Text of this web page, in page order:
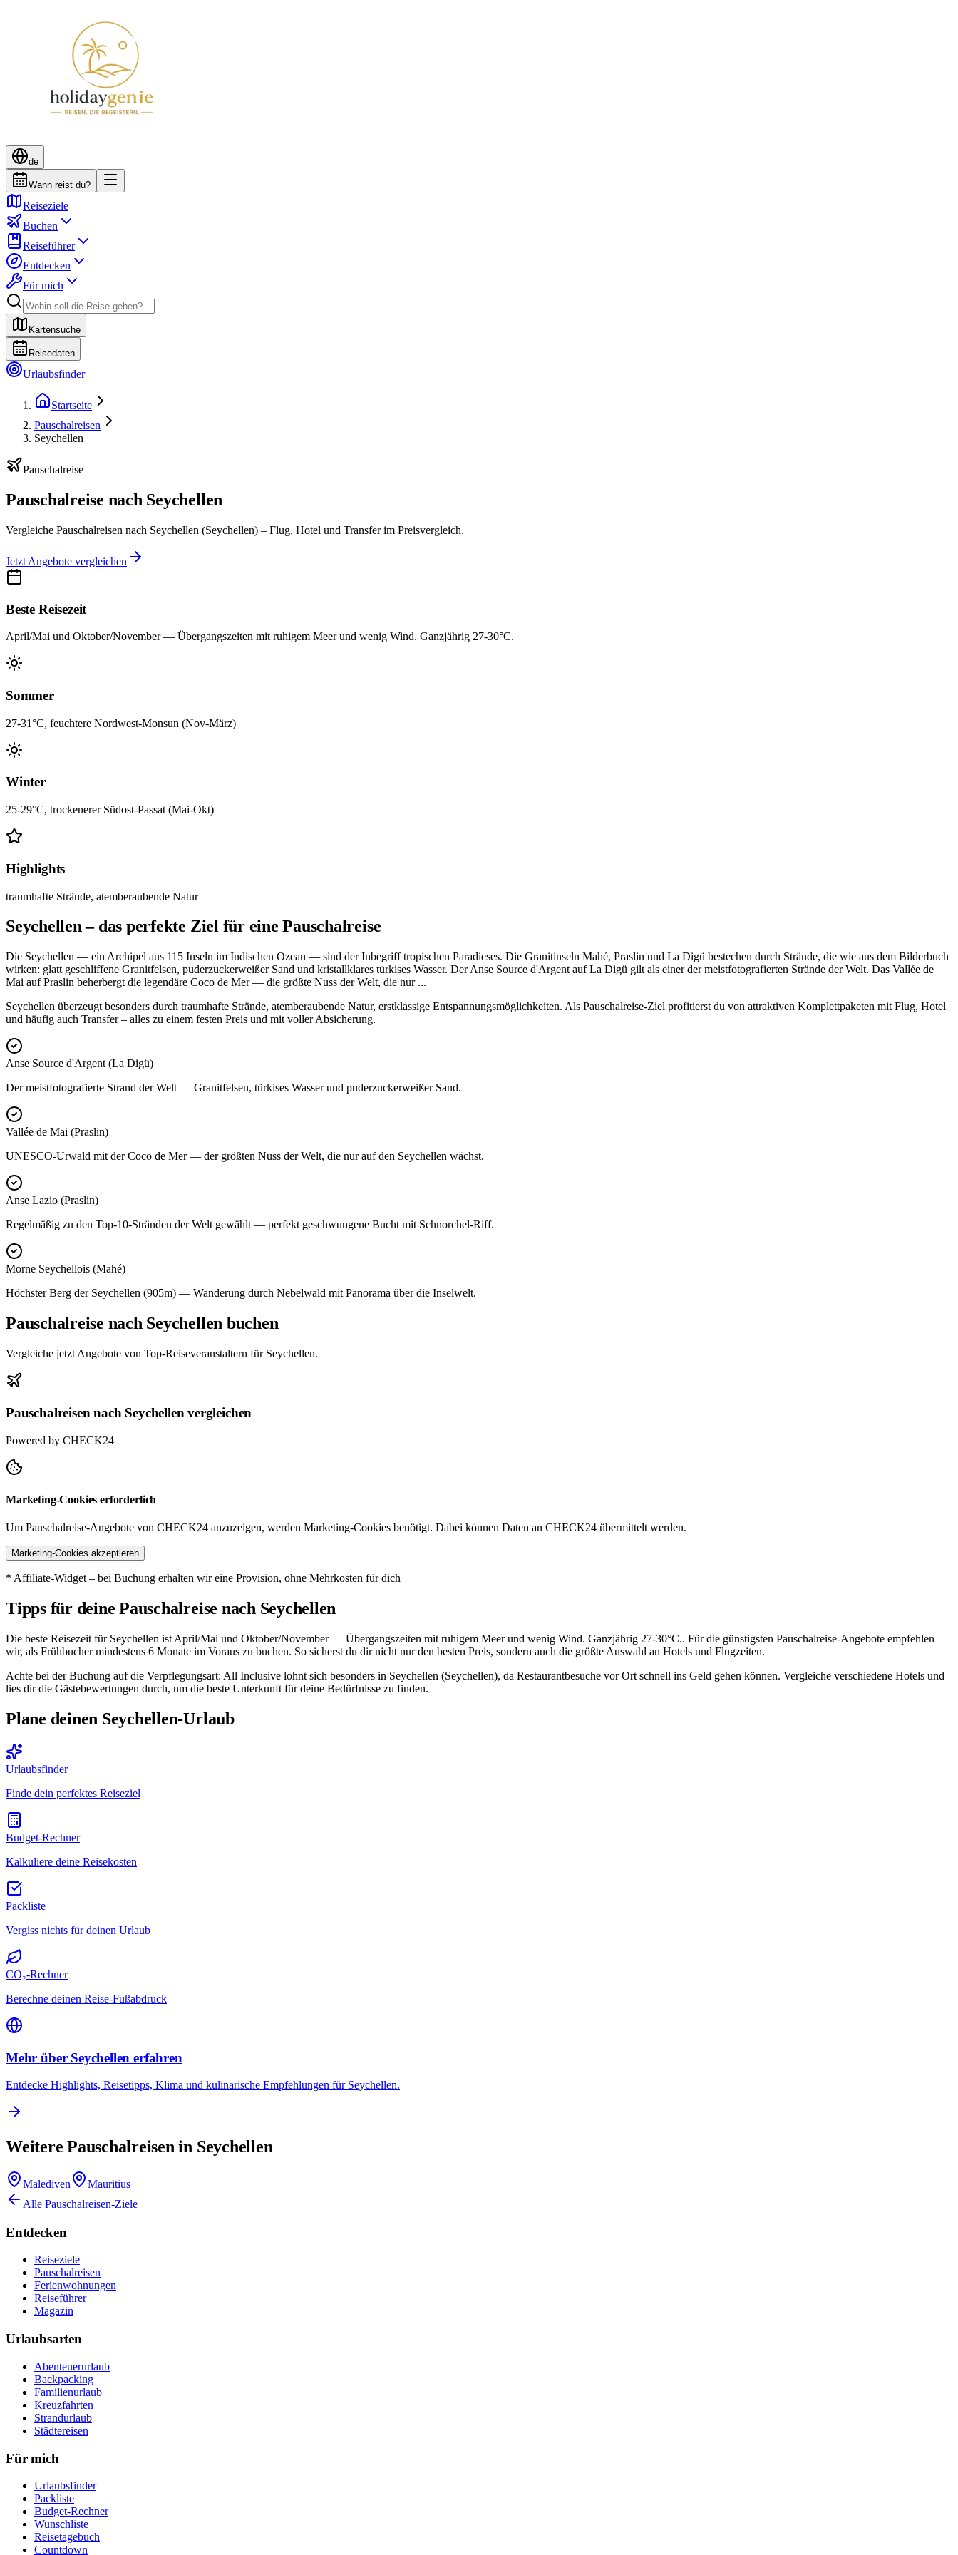
de
Wann reist du?
Reiseziele
Buchen
Reiseführer
Entdecken
Für mich
Kartensuche
Reisedaten
Urlaubsfinder
Startseite
Pauschalreisen
Seychellen
Pauschalreise
Pauschalreise nach Seychellen
Vergleiche Pauschalreisen nach Seychellen (Seychellen) – Flug, Hotel und Transfer im Preisvergleich.
Jetzt Angebote vergleichen
Beste Reisezeit
April/Mai und Oktober/November — Übergangszeiten mit ruhigem Meer und wenig Wind. Ganzjährig 27-30°C.
Sommer
27-31°C, feuchtere Nordwest-Monsun (Nov-März)
Winter
25-29°C, trockenerer Südost-Passat (Mai-Okt)
Highlights
traumhafte Strände, atemberaubende Natur
Seychellen – das perfekte Ziel für eine Pauschalreise
Die Seychellen — ein Archipel aus 115 Inseln im Indischen Ozean — sind der Inbegriff tropischen Paradieses. Die Granitinseln Mahé, Praslin und La Digü bestechen durch Strände, die wie aus dem Bilderbuch
wirken: glatt geschliffene Granitfelsen, puderzuckerweißer Sand und kristallklares türkises Wasser. Der Anse Source d'Argent auf La Digü gilt als einer der meistfotografierten Strände der Welt. Das Vallée de
Mai auf Praslin beherbergt die legendäre Coco de Mer — die größte Nuss der Welt, die nur ...
Seychellen überzeugt besonders durch traumhafte Strände, atemberaubende Natur, erstklassige Entspannungsmöglichkeiten. Als Pauschalreise-Ziel profitierst du von attraktiven Komplettpaketen mit Flug, Hotel
und häufig auch Transfer – alles zu einem festen Preis und mit voller Absicherung.
Anse Source d'Argent (La Digü)
Der meistfotografierte Strand der Welt — Granitfelsen, türkises Wasser und puderzuckerweißer Sand.
Vallée de Mai (Praslin)
UNESCO-Urwald mit der Coco de Mer — der größten Nuss der Welt, die nur auf den Seychellen wächst.
Anse Lazio (Praslin)
Regelmäßig zu den Top-10-Stränden der Welt gewählt — perfekt geschwungene Bucht mit Schnorchel-Riff.
Morne Seychellois (Mahé)
Höchster Berg der Seychellen (905m) — Wanderung durch Nebelwald mit Panorama über die Inselwelt.
Pauschalreise nach Seychellen buchen
Vergleiche jetzt Angebote von Top-Reiseveranstaltern für Seychellen.
Pauschalreisen nach Seychellen vergleichen
Powered by CHECK24
Marketing-Cookies erforderlich
Um Pauschalreise-Angebote von CHECK24 anzuzeigen, werden Marketing-Cookies benötigt. Dabei können Daten an CHECK24 übermittelt werden.
Marketing-Cookies akzeptieren
* Affiliate-Widget – bei Buchung erhalten wir eine Provision, ohne Mehrkosten für dich
Tipps für deine Pauschalreise nach Seychellen
Die beste Reisezeit für Seychellen ist April/Mai und Oktober/November — Übergangszeiten mit ruhigem Meer und wenig Wind. Ganzjährig 27-30°C.. Für die günstigsten Pauschalreise-Angebote empfehlen
wir, als Frühbucher mindestens 6 Monate im Voraus zu buchen. So sicherst du dir nicht nur den besten Preis, sondern auch die größte Auswahl an Hotels und Flugzeiten.
Achte bei der Buchung auf die Verpflegungsart: All Inclusive lohnt sich besonders in Seychellen (Seychellen), da Restaurantbesuche vor Ort schnell ins Geld gehen können. Vergleiche verschiedene Hotels und
lies dir die Gästebewertungen durch, um die beste Unterkunft für deine Bedürfnisse zu finden.
Plane deinen Seychellen-Urlaub
Urlaubsfinder
Finde dein perfektes Reiseziel
Budget-Rechner
Kalkuliere deine Reisekosten
Packliste
Vergiss nichts für deinen Urlaub
CO₂-Rechner
Berechne deinen Reise-Fußabdruck
Mehr über Seychellen erfahren
Entdecke Highlights, Reisetipps, Klima und kulinarische Empfehlungen für Seychellen.
Weitere Pauschalreisen in Seychellen
Malediven
Mauritius
Alle Pauschalreisen-Ziele
Entdecken
Reiseziele
Pauschalreisen
Ferienwohnungen
Reiseführer
Magazin
Urlaubsarten
Abenteuerurlaub
Backpacking
Familienurlaub
Kreuzfahrten
Strandurlaub
Städtereisen
Für mich
Urlaubsfinder
Packliste
Budget-Rechner
Wunschliste
Reisetagebuch
Countdown